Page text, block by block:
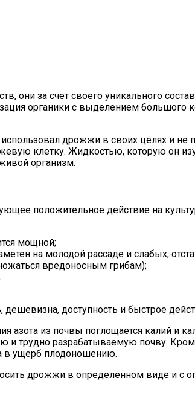
они за счет своего уникального
органики с выделением большого
дрожжи в своих целях и не
клетку. Жидкостью, которую он
организм.
положительное действие на
мощной;
на молодой рассаде и слабых,
вредоносным грибам);
доступность и быстрое
азота из почвы поглощается калий и
трудно разрабатываемую почву.
в ущерб плодоношению.
дрожжи в определенном виде и